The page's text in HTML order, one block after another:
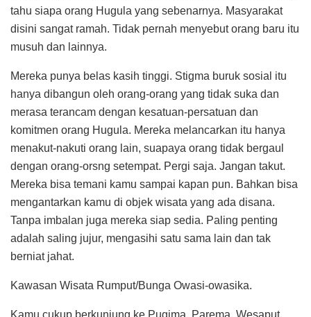
tahu siapa orang Hugula yang sebenarnya. Masyarakat
disini sangat ramah. Tidak pernah menyebut orang baru itu
musuh dan lainnya.
Mereka punya belas kasih tinggi. Stigma buruk sosial itu
hanya dibangun oleh orang-orang yang tidak suka dan
merasa terancam dengan kesatuan-persatuan dan
komitmen orang Hugula. Mereka melancarkan itu hanya
menakut-nakuti orang lain, suapaya orang tidak bergaul
dengan orang-orsng setempat. Pergi saja. Jangan takut.
Mereka bisa temani kamu sampai kapan pun. Bahkan bisa
mengantarkan kamu di objek wisata yang ada disana.
Tanpa imbalan juga mereka siap sedia. Paling penting
adalah saling jujur, mengasihi satu sama lain dan tak
berniat jahat.
Kawasan Wisata Rumput/Bunga Owasi-owasika.